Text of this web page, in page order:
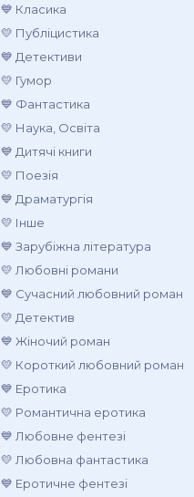
💙 Класика
💛 Публіцистика
💙 Детективи
💛 Гумор
💙 Фантастика
💛 Наука, Освіта
💙 Дитячі книги
💛 Поезія
💙 Драматургія
💛 Інше
💙 Зарубіжна література
💛 Любовні романи
💙 Сучасний любовний роман
💛 Детектив
💙 Жіночий роман
💛 Короткий любовний роман
💙 Еротика
💛 Романтична еротика
💙 Любовне фентезі
💛 Любовна фантастика
💙 Еротичне фентезі